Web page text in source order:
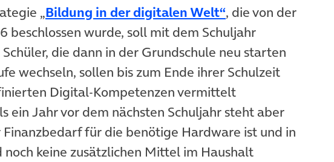
„Bildung in der digitalen Welt“(öffnet in neuem
, die von der
beschlossen wurde, soll mit dem Schuljahr
die dann in der Grundschule neu starten
wechseln, sollen bis zum Ende ihrer Schulzeit
Digital-Kompetenzen vermittelt
ein Jahr vor dem nächsten Schuljahr steht aber
für die benötige Hardware ist und in
noch keine zusätzlichen Mittel im Haushalt